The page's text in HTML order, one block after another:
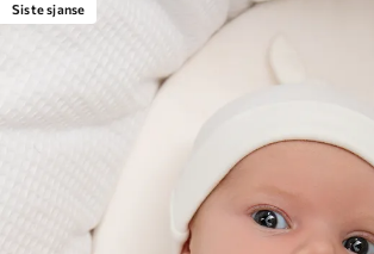
Siste sjanse